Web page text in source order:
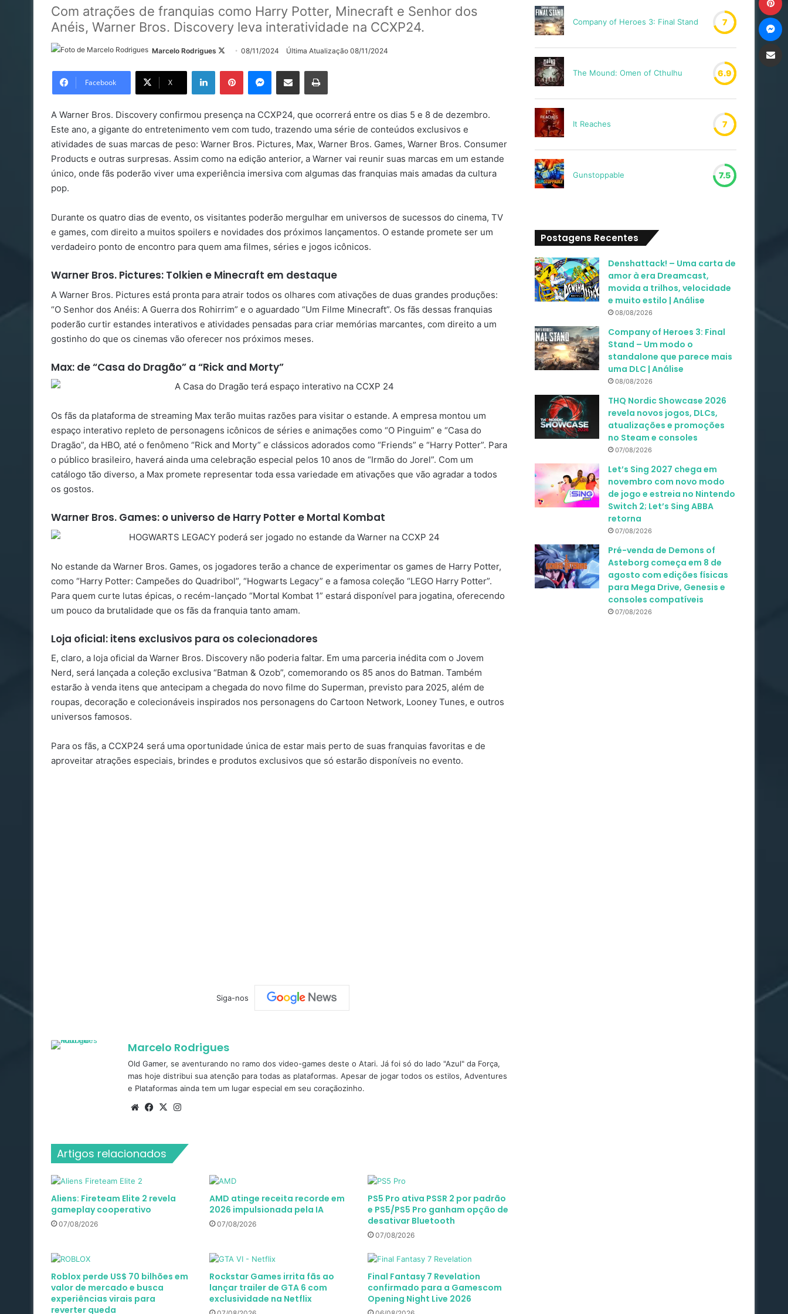
Com atrações de franquias como Harry Potter, Minecraft e Senhor dos
Anéis, Warner Bros. Discovery leva interatividade na CCXP24.
Marcelo Rodrigues
Follow
X
08/11/2024 Última Atualização 08/11/2024
Facebook X
LinkedinPinterestMessenger
Compartilhar via e-mail Imprimir
A Warner Bros. Discovery confirmou presença na CCXP24, que ocorrerá entre os dias 5 e 8 de dezembro.
Este ano, a gigante do entretenimento vem com tudo, trazendo uma série de conteúdos exclusivos e
atividades de suas marcas de peso: Warner Bros. Pictures, Max, Warner Bros. Games, Warner Bros. Consumer
Products e outras surpresas. Assim como na edição anterior, a Warner vai reunir suas marcas em um estande
único, onde fãs poderão viver uma experiência imersiva com algumas das franquias mais amadas da cultura
pop.
Durante os quatro dias de evento, os visitantes poderão mergulhar em universos de sucessos do cinema, TV
e games, com direito a muitos spoilers e novidades dos próximos lançamentos. O estande promete ser um
verdadeiro ponto de encontro para quem ama filmes, séries e jogos icônicos.
Warner Bros. Pictures: Tolkien e Minecraft em destaque
A Warner Bros. Pictures está pronta para atrair todos os olhares com ativações de duas grandes produções:
“O Senhor dos Anéis: A Guerra dos Rohirrim” e o aguardado “Um Filme Minecraft”. Os fãs dessas franquias
poderão curtir estandes interativos e atividades pensadas para criar memórias marcantes, com direito a um
gostinho do que os cinemas vão oferecer nos próximos meses.
Max: de “Casa do Dragão” a “Rick and Morty”
Os fãs da plataforma de streaming Max terão muitas razões para visitar o estande. A empresa montou um
espaço interativo repleto de personagens icônicos de séries e animações como “O Pinguim” e “Casa do
Dragão”, da HBO, até o fenômeno “Rick and Morty” e clássicos adorados como “Friends” e “Harry Potter”. Para
o público brasileiro, haverá ainda uma celebração especial pelos 10 anos de “Irmão do Jorel”. Com um
catálogo tão diverso, a Max promete representar toda essa variedade em ativações que vão agradar a todos
os gostos.
Warner Bros. Games: o universo de Harry Potter e Mortal Kombat
No estande da Warner Bros. Games, os jogadores terão a chance de experimentar os games de Harry Potter,
como “Harry Potter: Campeões do Quadribol”, “Hogwarts Legacy” e a famosa coleção “LEGO Harry Potter”.
Para quem curte lutas épicas, o recém-lançado “Mortal Kombat 1” estará disponível para jogatina, oferecendo
um pouco da brutalidade que os fãs da franquia tanto amam.
Loja oficial: itens exclusivos para os colecionadores
E, claro, a loja oficial da Warner Bros. Discovery não poderia faltar. Em uma parceria inédita com o Jovem
Nerd, será lançada a coleção exclusiva “Batman & Ozob”, comemorando os 85 anos do Batman. Também
estarão à venda itens que antecipam a chegada do novo filme do Superman, previsto para 2025, além de
roupas, decoração e colecionáveis inspirados nos personagens do Cartoon Network, Looney Tunes, e outros
universos famosos.
Para os fãs, a CCXP24 será uma oportunidade única de estar mais perto de suas franquias favoritas e de
aproveitar atrações especiais, brindes e produtos exclusivos que só estarão disponíveis no evento.
Siga-nos
Marcelo Rodrigues
Old Gamer, se aventurando no ramo dos video-games deste o Atari. Já foi só do lado "Azul" da Força,
mas hoje distribui sua atenção para todas as plataformas. Apesar de jogar todos os estilos, Adventures
e Plataformas ainda tem um lugar especial em seu coraçãozinho.
WebsiteFacebook
X
Artigos relacionados
Aliens: Fireteam Elite 2 revela
gameplay cooperativo
07/08/2026
AMD atinge receita recorde em
2026 impulsionada pela IA
07/08/2026
PS5 Pro ativa PSSR 2 por padrão
e PS5/PS5 Pro ganham opção de
desativar Bluetooth
07/08/2026
Roblox perde US$ 70 bilhões em
valor de mercado e busca
experiências virais para
reverter queda
Rockstar Games irrita fãs ao
lançar trailer de GTA 6 com
exclusividade na Netflix
Final Fantasy 7 Revelation
confirmado para a Gamescom
Opening Night Live 2026
Company of Heroes 3: Final Stand 7
The Mound: Omen of Cthulhu 6.9
It Reaches 7
Gunstoppable 7.5
Postagens Recentes
Denshattack! – Uma carta de
amor à era Dreamcast,
movida a trilhos, velocidade
e muito estilo | Análise
08/08/2026
Company of Heroes 3: Final
Stand – Um modo o
standalone que parece mais
uma DLC | Análise
08/08/2026
THQ Nordic Showcase 2026
revela novos jogos, DLCs,
atualizações e promoções
no Steam e consoles
07/08/2026
Let’s Sing 2027 chega em
novembro com novo modo
de jogo e estreia no Nintendo
Switch 2; Let’s Sing ABBA
retorna
07/08/2026
Pré-venda de Demons of
Asteborg começa em 8 de
agosto com edições físicas
para Mega Drive, Genesis e
consoles compatíveis
07/08/2026